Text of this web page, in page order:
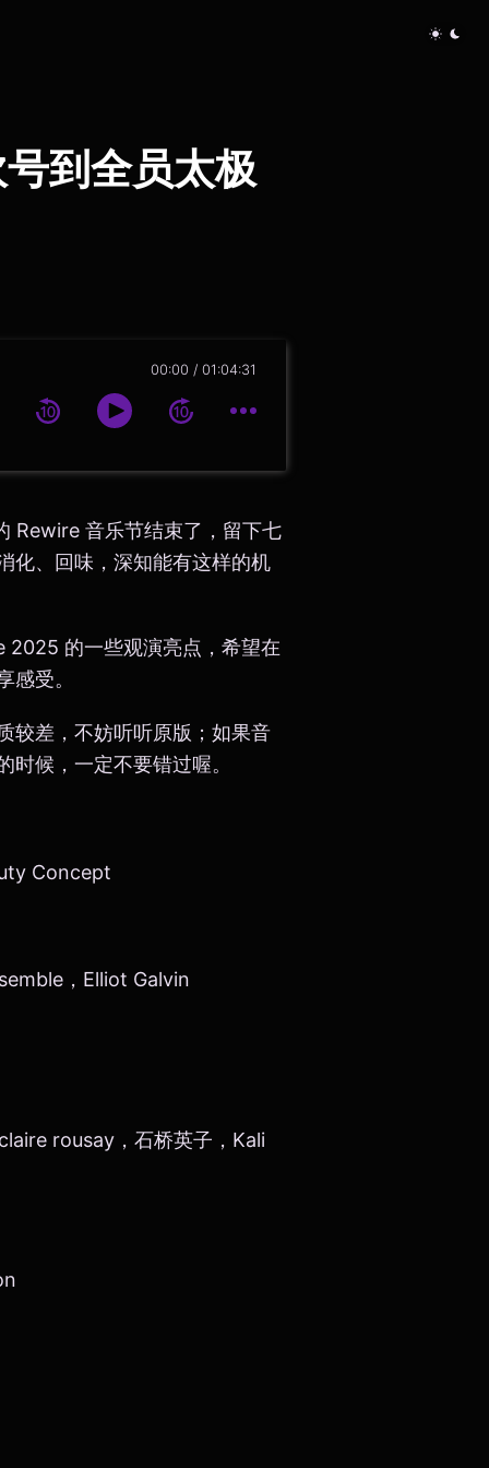
到全员太极
00:00 01:04:31
Rewire 音乐节结束了，留下七
化、回味，深知能有这样的机
2025 的一些观演亮点，希望在
感受。
较差，不妨听听原版；如果音
候，一定不要错过喔。
Concept
，Elliot Galvin
rousay，石桥英子，Kali